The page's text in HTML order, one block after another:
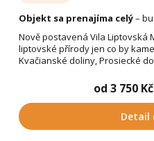
Objekt sa prenajíma celý–
Nově postavená Vila Liptovská
liptovské přírody jen co by
Kvačianské doliny, Prosiecké
od 3 750 Kč
Detail